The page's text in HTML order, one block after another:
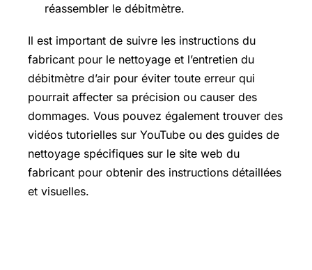
réassembler le débitmètre.
Il est important de suivre les instructions du
fabricant pour le nettoyage et l’entretien du
débitmètre d’air pour éviter toute erreur qui
pourrait affecter sa précision ou causer des
dommages. Vous pouvez également trouver des
vidéos tutorielles sur YouTube ou des guides de
nettoyage spécifiques sur le site web du
fabricant pour obtenir des instructions détaillées
et visuelles.